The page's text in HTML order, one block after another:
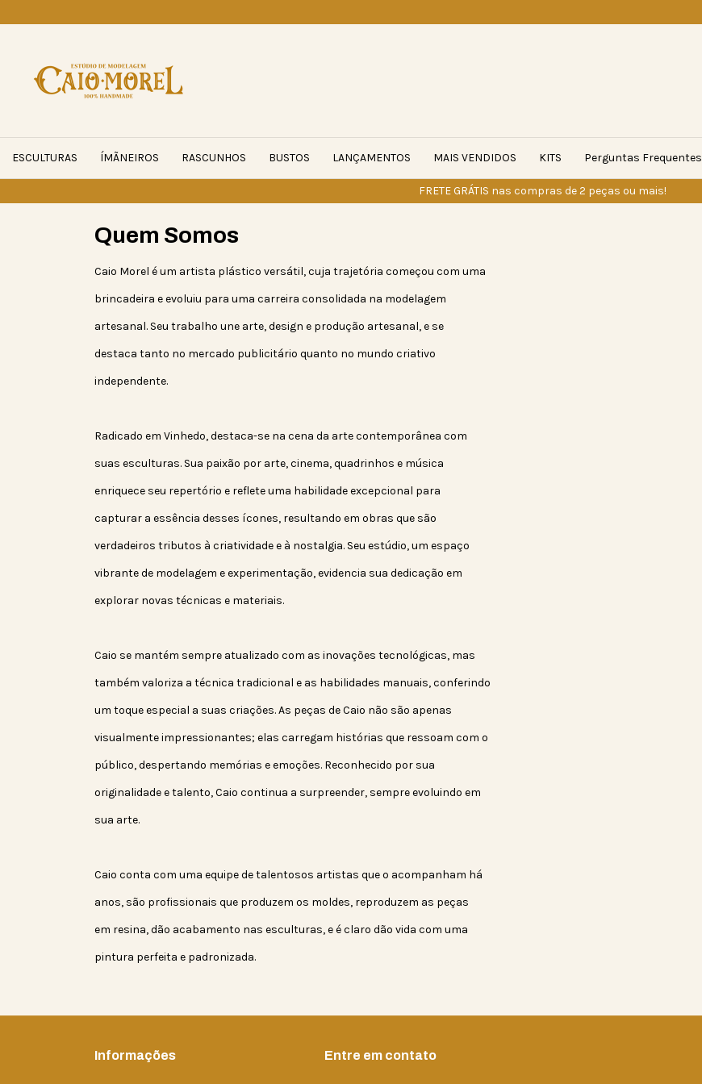
FRETE GRÁTIS nas compras de 2 peças ou mais!
ESCULTURAS ÍMÃNEIROS RASCUNHOS BUSTOS LANÇAMENTOS MAIS VENDIDOS KITS Perguntas Frequentes
Quem Somos
Caio Morel é um artista plástico versátil, cuja trajetória começou com uma
brincadeira e evoluiu para uma carreira consolidada na modelagem
artesanal. Seu trabalho une arte, design e produção artesanal, e se
destaca tanto no mercado publicitário quanto no mundo criativo
independente.
Radicado em Vinhedo, destaca-se na cena da arte contemporânea com
suas esculturas. Sua paixão por arte, cinema, quadrinhos e música
enriquece seu repertório e reflete uma habilidade excepcional para
capturar a essência desses ícones, resultando em obras que são
verdadeiros tributos à criatividade e à nostalgia. Seu estúdio, um espaço
vibrante de modelagem e experimentação, evidencia sua dedicação em
explorar novas técnicas e materiais.
Caio se mantém sempre atualizado com as inovações tecnológicas, mas
também valoriza a técnica tradicional e as habilidades manuais, conferindo
um toque especial a suas criações. As peças de Caio não são apenas
visualmente impressionantes; elas carregam histórias que ressoam com o
público, despertando memórias e emoções. Reconhecido por sua
originalidade e talento, Caio continua a surpreender, sempre evoluindo em
sua arte.
Caio conta com uma equipe de talentosos artistas que o acompanham há
anos, são profissionais que produzem os moldes, reproduzem as peças
em resina, dão acabamento nas esculturas, e é claro dão vida com uma
pintura perfeita e padronizada.
Informações Entre em contato